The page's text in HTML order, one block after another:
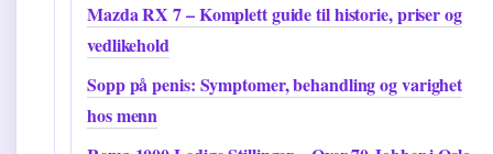
Mazda RX 7 – Komplett guide til historie, priser og
vedlikehold
Sopp på penis: Symptomer, behandling og varighet
hos menn